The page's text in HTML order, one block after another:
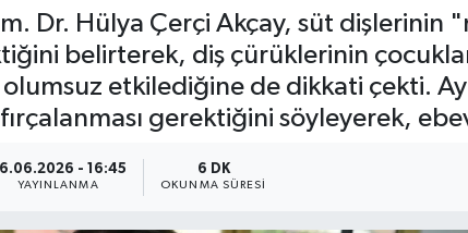
Dr. Hülya Çerçi Akçay, süt dişlerinin
belirterek, diş çürüklerinin
olumsuz etkilediğine de dikkati çekti.
gerektiğini söyleyerek,
- 16:45
YAYINLANMA
6 DK
OKUNMA SÜRESI